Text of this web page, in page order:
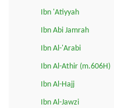
Ibn 'Atiyyah
Ibn Abi Jamrah
Ibn Al-'Arabi
Ibn Al-Athir (m.606H)
Ibn Al-Hajj
Ibn Al-Jawzi